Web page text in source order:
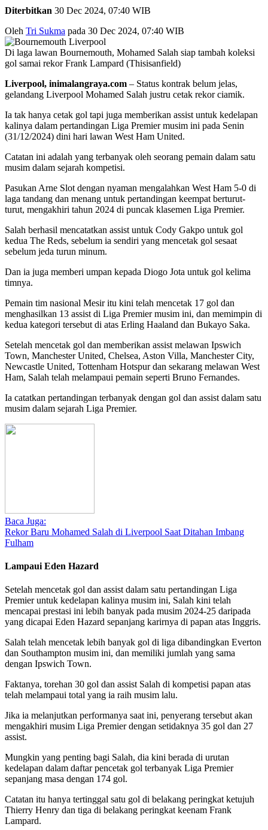
Diterbitkan 30 Dec 2024, 07:40 WIB
Oleh Tri Sukma pada 30 Dec 2024, 07:40 WIB
Di laga lawan Bournemouth, Mohamed Salah siap tambah koleksi
gol samai rekor Frank Lampard (Thisisanfield)
Liverpool, inimalangraya.com – Status kontrak belum jelas,
gelandang Liverpool Mohamed Salah justru cetak rekor ciamik.
Ia tak hanya cetak gol tapi juga memberikan assist untuk kedelapan
kalinya dalam pertandingan Liga Premier musim ini pada Senin
(31/12/2024) dini hari lawan West Ham United.
Catatan ini adalah yang terbanyak oleh seorang pemain dalam satu
musim dalam sejarah kompetisi.
Pasukan Arne Slot dengan nyaman mengalahkan West Ham 5-0 di
laga tandang dan menang untuk pertandingan keempat berturut-
turut, mengakhiri tahun 2024 di puncak klasemen Liga Premier.
Salah berhasil mencatatkan assist untuk Cody Gakpo untuk gol
kedua The Reds, sebelum ia sendiri yang mencetak gol sesaat
sebelum jeda turun minum.
Dan ia juga memberi umpan kepada Diogo Jota untuk gol kelima
timnya.
Pemain tim nasional Mesir itu kini telah mencetak 17 gol dan
menghasilkan 13 assist di Liga Premier musim ini, dan memimpin di
kedua kategori tersebut di atas Erling Haaland dan Bukayo Saka.
Setelah mencetak gol dan memberikan assist melawan Ipswich
Town, Manchester United, Chelsea, Aston Villa, Manchester City,
Newcastle United, Tottenham Hotspur dan sekarang melawan West
Ham, Salah telah melampaui pemain seperti Bruno Fernandes.
Ia catatkan pertandingan terbanyak dengan gol dan assist dalam satu
musim dalam sejarah Liga Premier.
Baca Juga:
Rekor Baru Mohamed Salah di Liverpool Saat Ditahan Imbang
Fulham
Lampaui Eden Hazard
Setelah mencetak gol dan assist dalam satu pertandingan Liga
Premier untuk kedelapan kalinya musim ini, Salah kini telah
mencapai prestasi ini lebih banyak pada musim 2024-25 daripada
yang dicapai Eden Hazard sepanjang karirnya di papan atas Inggris.
Salah telah mencetak lebih banyak gol di liga dibandingkan Everton
dan Southampton musim ini, dan memiliki jumlah yang sama
dengan Ipswich Town.
Faktanya, torehan 30 gol dan assist Salah di kompetisi papan atas
telah melampaui total yang ia raih musim lalu.
Jika ia melanjutkan performanya saat ini, penyerang tersebut akan
mengakhiri musim Liga Premier dengan setidaknya 35 gol dan 27
assist.
Mungkin yang penting bagi Salah, dia kini berada di urutan
kedelapan dalam daftar pencetak gol terbanyak Liga Premier
sepanjang masa dengan 174 gol.
Catatan itu hanya tertinggal satu gol di belakang peringkat ketujuh
Thierry Henry dan tiga di belakang peringkat keenam Frank
Lampard.